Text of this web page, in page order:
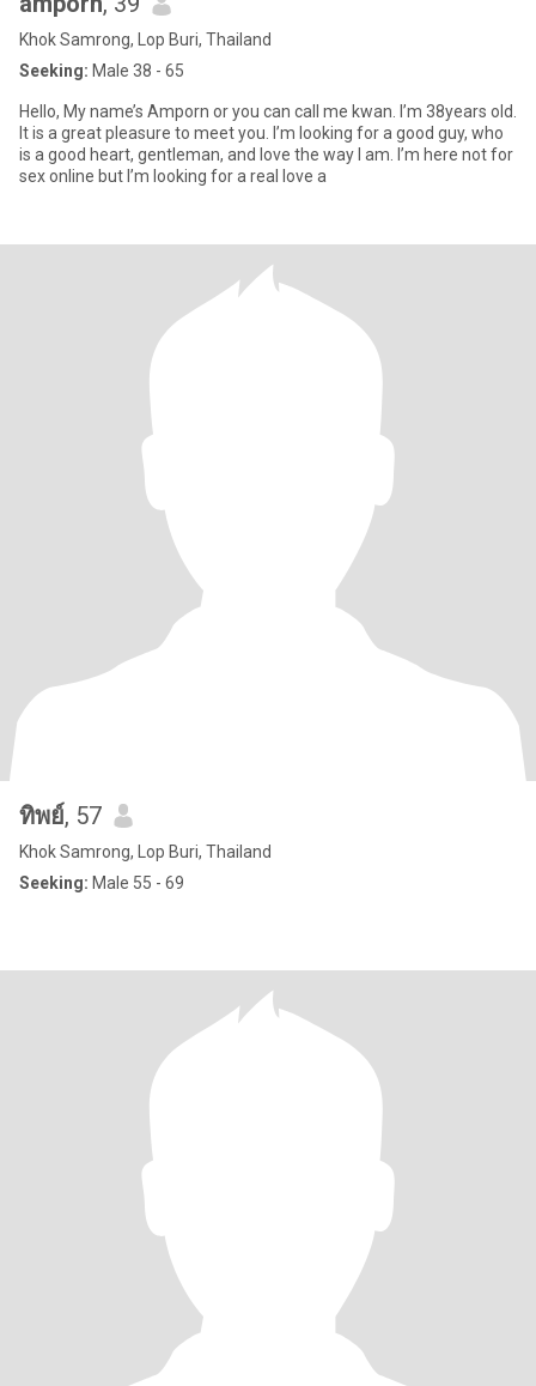
Khok Samrong, Lop Buri, Thailand
Seeking: Male 38 - 65
Hello, My name’s Amporn or you can call me kwan. I’m 38years old.
It is a great pleasure to meet you. I’m looking for a good guy, who
is a good heart, gentleman, and love the way I am. I’m here not for
sex online but I’m looking for a real love a
ทิพย์, 57
Khok Samrong, Lop Buri, Thailand
Seeking: Male 55 - 69